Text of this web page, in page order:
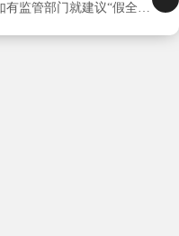
有监管部门就建议“假全麦